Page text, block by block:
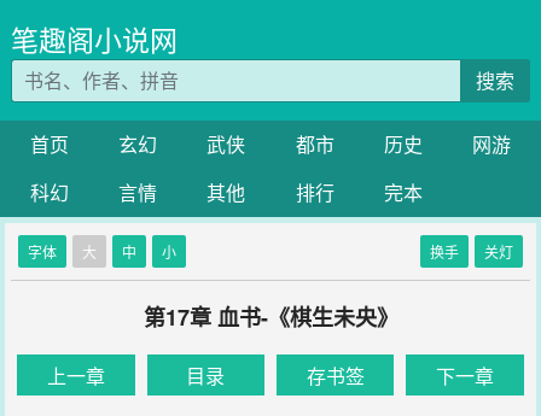
笔趣阁小说网
搜索
首页 玄幻 武侠 都市 历史
网游
科幻
言情 其他 排行 完本
字体 大 中 小 换手 关灯
第17章 血书-《棋生未央》
上一章 目录 存书签 下一章